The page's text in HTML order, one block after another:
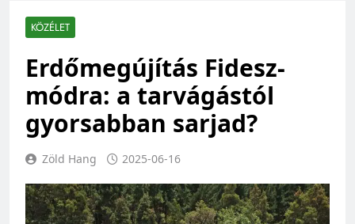
KÖZÉLET
Erdőmegújítás Fidesz-
módra: a tarvágástól
gyorsabban sarjad?
Zöld Hang 2025-06-16